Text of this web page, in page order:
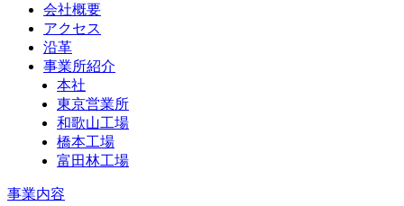
会社概要
アクセス
沿革
事業所紹介
本社
東京営業所
和歌山工場
橋本工場
富田林工場
事業内容